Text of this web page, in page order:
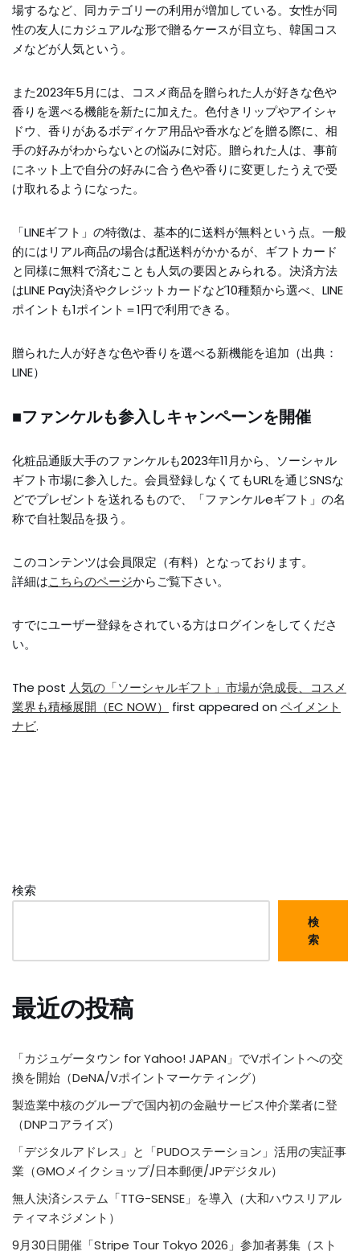
場するなど、同カテゴリーの利用が増加している。女性が同
性の友人にカジュアルな形で贈るケースが目立ち、韓国コス
メなどが人気という。
また2023年5月には、コスメ商品を贈られた人が好きな色や
香りを選べる機能を新たに加えた。色付きリップやアイシャ
ドウ、香りがあるボディケア用品や香水などを贈る際に、相
手の好みがわからないとの悩みに対応。贈られた人は、事前
にネット上で自分の好みに合う色や香りに変更したうえで受
け取れるようになった。
「LINEギフト」の特徴は、基本的に送料が無料という点。一般
的にはリアル商品の場合は配送料がかかるが、ギフトカード
と同様に無料で済むことも人気の要因とみられる。決済方法
はLINE Pay決済やクレジットカードなど10種類から選べ、LINE
ポイントも1ポイント＝1円で利用できる。
贈られた人が好きな色や香りを選べる新機能を追加（出典：
LINE）
■ファンケルも参入しキャンペーンを開催
化粧品通販大手のファンケルも2023年11月から、ソーシャル
ギフト市場に参入した。会員登録しなくてもURLを通じSNSな
どでプレゼントを送れるもので、「ファンケルeギフト」の名
称で自社製品を扱う。
このコンテンツは会員限定（有料）となっております。
詳細はこちらのページからご覧下さい。
すでにユーザー登録をされている方はログインをしてくださ
い。
The post 人気の「ソーシャルギフト」市場が急成長、コスメ
業界も積極展開（EC NOW）
first appeared on ペイメント
ナビ.
検索
検
索
最近の投稿
「カジュゲータウン for Yahoo! JAPAN」でVポイントへの交
換を開始（DeNA/Vポイントマーケティング）
製造業中核のグループで国内初の金融サービス仲介業者に登
（DNPコアライズ）
「デジタルアドレス」と「PUDOステーション」活用の実証事
業（GMOメイクショップ/日本郵便/JPデジタル）
無人決済システム「TTG-SENSE」を導入（大和ハウスリアル
ティマネジメント）
9月30日開催「Stripe Tour Tokyo 2026」参加者募集（スト